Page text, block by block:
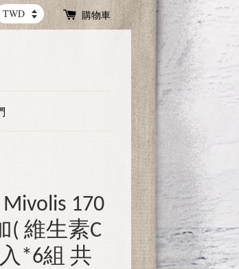
購物車
170
( 維生素C
*6組 共